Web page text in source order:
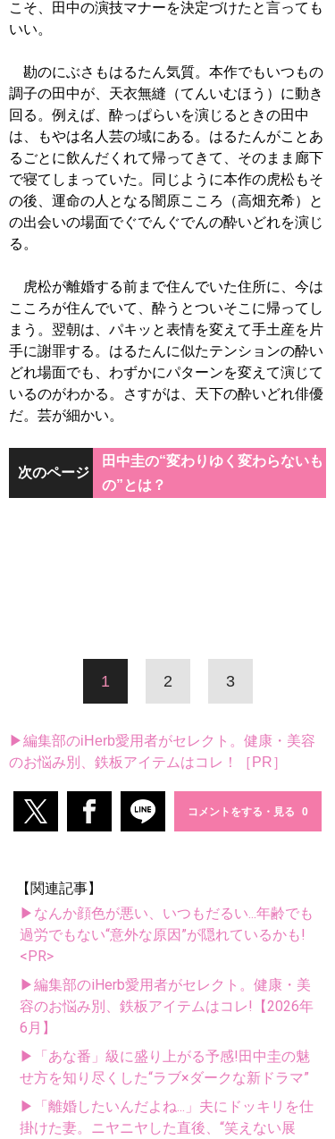
こそ、田中の演技マナーを決定づけたと言っても
いい。
勘のにぶさもはるたん気質。本作でもいつもの
調子の田中が、天衣無縫（てんいむほう）に動き
回る。例えば、酔っぱらいを演じるときの田中
は、もやは名人芸の域にある。はるたんがことあ
るごとに飲んだくれて帰ってきて、そのまま廊下
で寝てしまっていた。同じように本作の虎松もそ
の後、運命の人となる闇原こころ（高畑充希）と
の出会いの場面でぐでんぐでんの酔いどれを演じ
る。
虎松が離婚する前まで住んでいた住所に、今は
こころが住んでいて、酔うとついそこに帰ってし
まう。翌朝は、パキッと表情を変えて手土産を片
手に謝罪する。はるたんに似たテンションの酔い
どれ場面でも、わずかにパターンを変えて演じて
いるのがわかる。さすがは、天下の酔いどれ俳優
だ。芸が細かい。
次のページ
田中圭の“変わりゆく変わらないも
の”とは？
1 2 3
▶編集部のiHerb愛用者がセレクト。健康・美容
のお悩み別、鉄板アイテムはコレ！［PR］
コメントをする・見る
【関連記事】
▶なんか顔色が悪い、いつもだるい...年齢でも
過労でもない“意外な原因”が隠れているかも!
<PR>
▶編集部のiHerb愛用者がセレクト。健康・美
容のお悩み別、鉄板アイテムはコレ!【2026年
6月】
▶「あな番」級に盛り上がる予感!田中圭の魅
せ方を知り尽くした“ラブ×ダークな新ドラマ”
▶「離婚したいんだよね...」夫にドッキリを仕
掛けた妻。ニヤニヤした直後、“笑えない展